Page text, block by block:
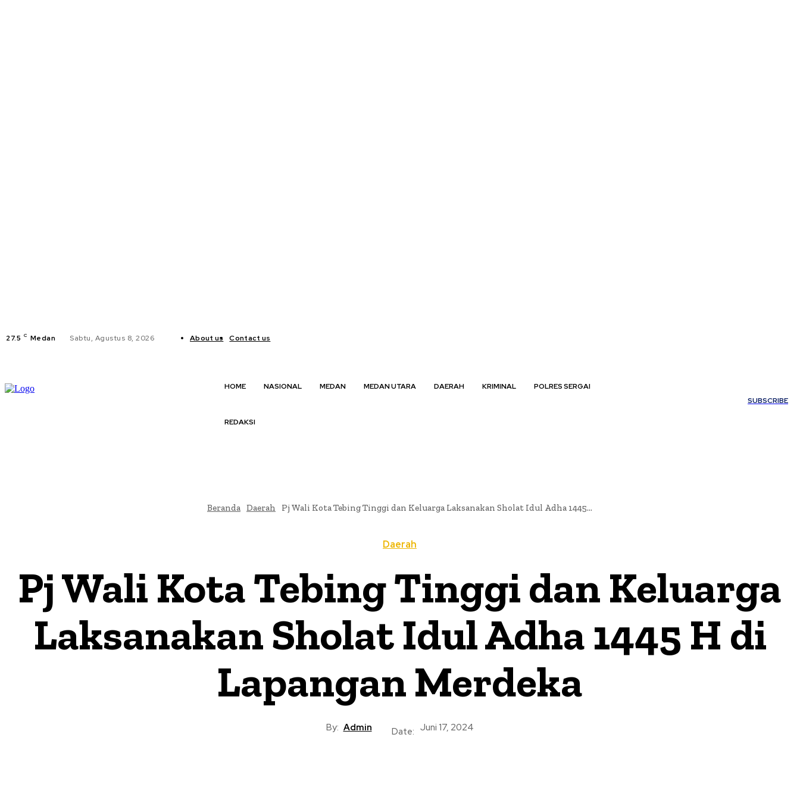
27.5 C Medan Sabtu, Agustus 8, 2026 About us Contact us
HOME NASIONAL MEDAN MEDAN UTARA DAERAH KRIMINAL POLRES SERGAI
REDAKSI
SUBSCRIBE
Beranda Daerah Pj Wali Kota Tebing Tinggi dan Keluarga Laksanakan Sholat Idul Adha 1445...
Daerah
Pj Wali Kota Tebing Tinggi dan Keluarga
Laksanakan Sholat Idul Adha 1445 H di
Lapangan Merdeka
By: Admin Date: Juni 17, 2024